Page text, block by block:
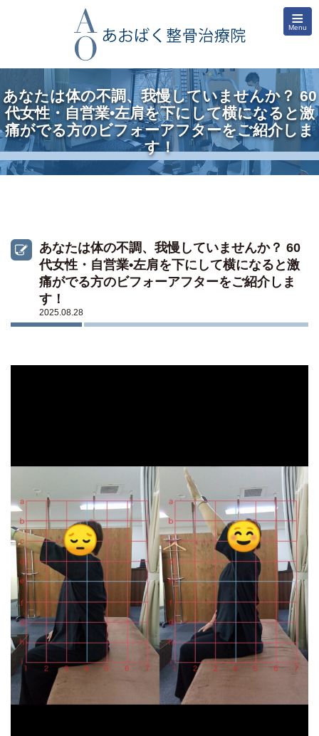
≡
Menu
あなたは体の不調、我慢していませんか？ 60
代女性・自営業•左肩を下にして横になると激
痛がでる方のビフォーアフターをご紹介しま
す！
あなたは体の不調、我慢していませんか？ 60
代女性・自営業•左肩を下にして横になると激
痛がでる方のビフォーアフターをご紹介しま
す！
2025.08.28